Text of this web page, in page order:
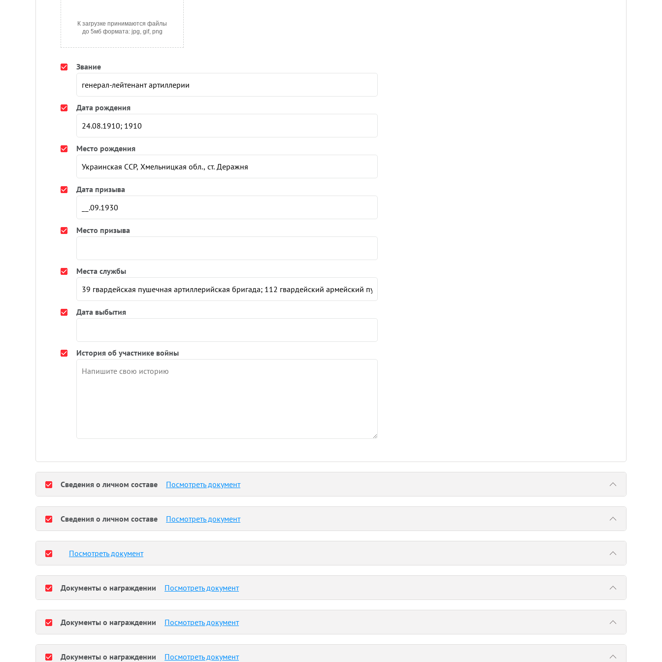
К загрузке принимаются файлы
до 5мб формата: jpg, gif, png
Звание
Дата рождения
Место рождения
Дата призыва
Место призыва
Места службы
Дата выбытия
История об участнике войны
Сведения о личном составе Посмотреть документ
Сведения о личном составе Посмотреть документ
Посмотреть документ
Документы о награждении Посмотреть документ
Документы о награждении Посмотреть документ
Документы о награждении Посмотреть документ